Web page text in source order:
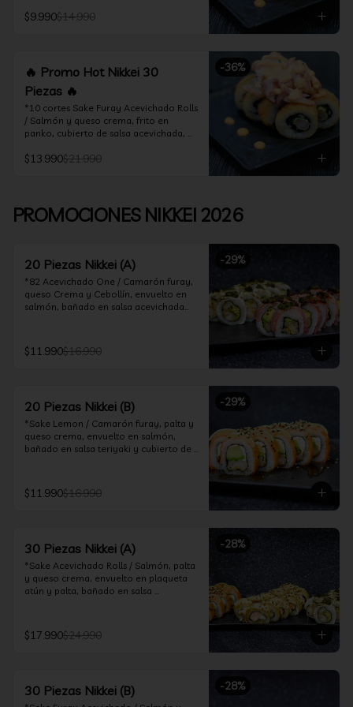
$9.990$14.990
-36%
🔥 Promo Hot Nikkei 30
Piezas 🔥
*10 cortes Sake Furay Acevichado Rolls
/ Salmón y queso crema, frito en
panko, cubierto de salsa acevichada,
*10 cortes Maguro Acevichado Rolls /
acevichado
$13.990$21.990
PROMOCIONES NIKKEI 2026
-29%
20 Piezas Nikkei (A)
*82 Acevichado One / Camarón furay,
queso Crema y Cebollín, envuelto en
salmón, bañado en salsa acevichada
y cebollin, frito en panko cubierto de
ceviche hot.
$11.990$16.990
-29%
20 Piezas Nikkei (B)
*Sake Lemon / Camarón furay, palta y
queso crema, envuelto en salmón,
bañado en salsa teriyaki y cubierto de
*Shrimp Fire Rolls /Palta y camarón
furay, envuelto en queso crema
*Incluye 2 palitos, 2 soya 30ml, 1 salsa
teriyaki 30ml
$11.990$16.990
-28%
30 Piezas Nikkei (A)
*Sake Acevichado Rolls / Salmón, palta
y queso crema, envuelto en plaqueta
atún y palta, bañado en salsa
*Shrimp Fire Rolls / Palta y camarón
furay, envuelto en queso crema
*Almond Furay / Pollo teriyaki, queso
crema y almendras tostadas, frito en
$17.990$24.990
-28%
30 Piezas Nikkei (B)